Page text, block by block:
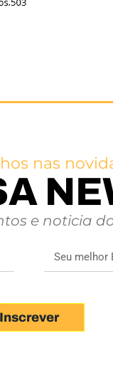
nas
e noticia
Inscrever